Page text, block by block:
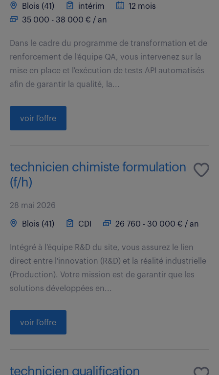
Blois (41) intérim
12 mois
35 000 - 38 000 € / an
Dans le cadre du programme de transformation et de
renforcement de l'équipe QA, vous intervenez sur la
mise en place et l'exécution de tests API automatisés
afin de garantir la qualité, la...
voir l'offre
technicien chimiste formulation
(f/h)
28 mai 2026
Blois (41) CDI 26 760 - 30 000 € / an
Intégré à l'équipe R&D du site, vous assurez le lien
direct entre l'innovation (R&D) et la réalité industrielle
(Production). Votre mission est de garantir que les
solutions développées en...
voir l'offre
technicien qualification